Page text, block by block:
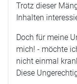
Trotz dieser
Inhalten
Doch für meine
mich! - möchte
nicht einmal
Diese